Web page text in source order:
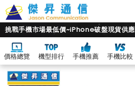
挑戰手機市場最低價~iPhone破盤現貨供應
價格總覽 機型排行 手機推薦 手機比較